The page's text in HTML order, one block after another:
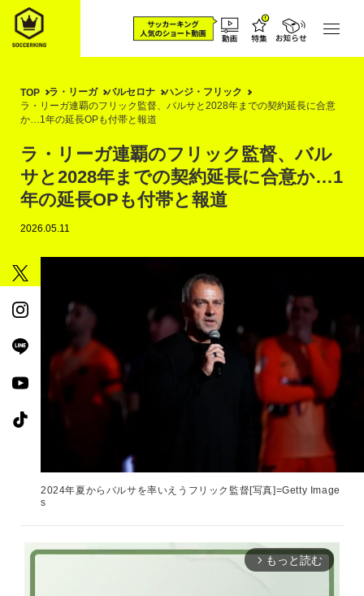
TOP ラ・リーガ バルセロナ
ハンジ・フリック
ラ・リーガ連覇のフリック監督、バルサと2028年までの契約延長に合意
か…1年の延長OPも付帯と報道
ラ・リーガ連覇のフリック監督、バル
サと2028年までの契約延長に合意か…1
年の延長OPも付帯と報道
2026.05.11
2024年夏からバルサを率いえうフリック監督[写真]=Getty Image
s
arrow_forward_ios もっと読む